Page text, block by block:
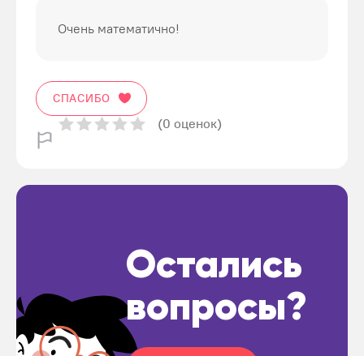
Очень математично!
СПАСИБО
(0 оценок)
Остались
вопросы?